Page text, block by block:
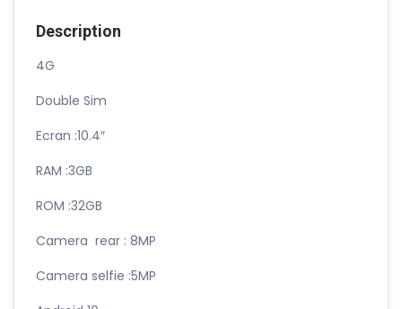
Description
4G
Double Sim
Ecran :10.4″
RAM :3GB
ROM :32GB
Camera rear : 8MP
Camera selfie :5MP